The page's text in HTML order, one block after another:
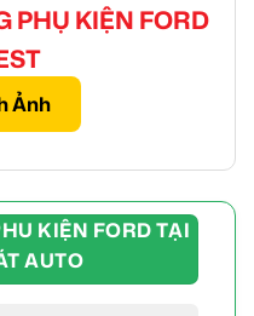
PHỤ KIỆN FORD
Ảnh
KIỆN FORD TẠI
AUTO